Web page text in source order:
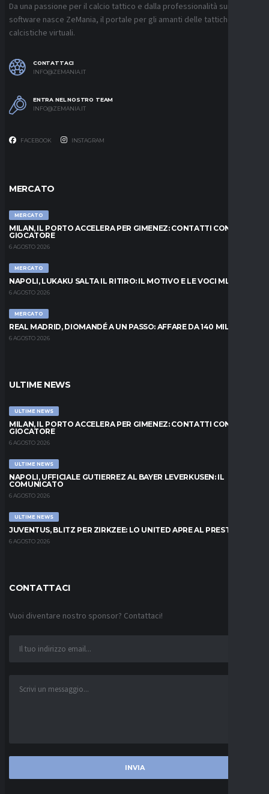
Da una passione per il calcio tattico e dalla professionalità sui
software nasce ZeMania, il portale per gli amanti delle tattiche
calcistiche virtuali.
CONTATTACI
INFO@ZEMANIA.IT
ENTRA NEL NOSTRO TEAM
INFO@ZEMANIA.IT
FACEBOOK INSTAGRAM
MERCATO
MERCATO
MILAN, IL PORTO ACCELERA PER GIMENEZ: CONTATTI CON IL
GIOCATORE
6 AGOSTO 2026
MERCATO
NAPOLI, LUKAKU SALTA IL RITIRO: IL MOTIVO E LE VOCI MLS
6 AGOSTO 2026
MERCATO
REAL MADRID, DIOMANDÉ A UN PASSO: AFFARE DA 140 MILIONI
6 AGOSTO 2026
ULTIME NEWS
ULTIME NEWS
MILAN, IL PORTO ACCELERA PER GIMENEZ: CONTATTI CON IL
GIOCATORE
6 AGOSTO 2026
ULTIME NEWS
NAPOLI, UFFICIALE GUTIERREZ AL BAYER LEVERKUSEN: IL
COMUNICATO
6 AGOSTO 2026
ULTIME NEWS
JUVENTUS, BLITZ PER ZIRKZEE: LO UNITED APRE AL PRESTITO
6 AGOSTO 2026
CONTATTACI
Vuoi diventare nostro sponsor? Contattaci!